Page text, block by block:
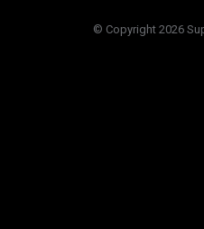
© Copyright 2026